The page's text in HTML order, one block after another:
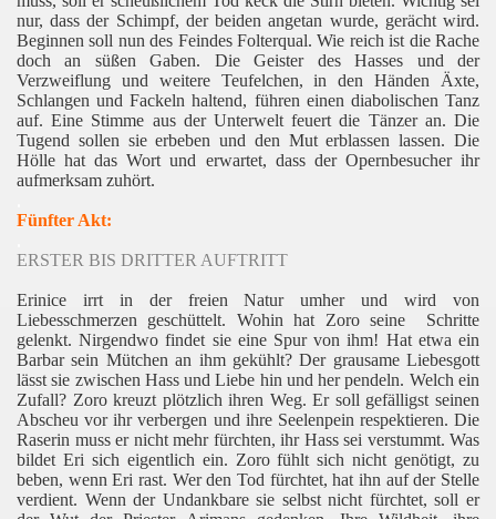
nur, dass der Schimpf, der beiden angetan wurde, gerächt wird.
Beginnen soll nun des Feindes Folterqual. Wie reich ist die Rache
doch an süßen Gaben. Die Geister des Hasses und der
Verzweiflung und weitere Teufelchen, in den Händen Äxte,
Schlangen und Fackeln haltend, führen einen diabolischen Tanz
auf. Eine Stimme aus der Unterwelt feuert die Tänzer an. Die
Tugend sollen sie erbeben und den Mut erblassen lassen. Die
Hölle hat das Wort und erwartet, dass der Opernbesucher ihr
aufmerksam zuhört.
Fünfter Akt:
ERSTER BIS DRITTER AUFTRITT
Erinice irrt in der freien Natur umher und wird von
Liebesschmerzen geschüttelt. Wohin hat Zoro seine
Schritte
gelenkt. Nirgendwo findet sie eine Spur von ihm! Hat etwa ein
Barbar sein Mütchen an ihm gekühlt? Der grausame Liebesgott
lässt sie zwischen Hass und Liebe hin und her pendeln. Welch ein
Zufall? Zoro kreuzt plötzlich ihren Weg. Er soll gefälligst seinen
Abscheu vor ihr verbergen und ihre Seelenpein respektieren. Die
Raserin muss er nicht mehr fürchten, ihr Hass sei verstummt. Was
bildet Eri sich eigentlich ein. Zoro fühlt sich nicht genötigt, zu
beben, wenn Eri rast. Wer den Tod fürchtet, hat ihn auf der Stelle
verdient. Wenn der Undankbare sie selbst nicht fürchtet, soll er